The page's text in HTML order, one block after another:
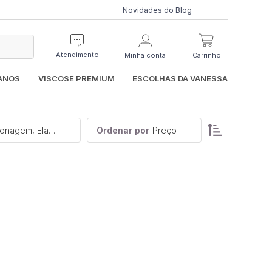
Novidades do Blog
Atendimento Minha conta Carrinho
VISCOSE PREMIUM ESCOLHAS DA VANESSA
Categoria, Preço, Padronagem, Elasticidade Ordenar por Preço